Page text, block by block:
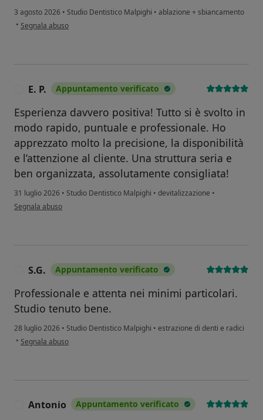
3 agosto 2026 • Studio Dentistico Malpighi • ablazione + sbiancamento
• secondo l'opinione dell'utente ML
Segnala abuso
E. P. Appuntamento verificato
Esperienza davvero positiva! Tutto si è svolto in
modo rapido, puntuale e professionale. Ho
apprezzato molto la precisione, la disponibilità
e l’attenzione al cliente. Una struttura seria e
ben organizzata, assolutamente consigliata!
31 luglio 2026 • Studio Dentistico Malpighi • devitalizzazione •
secondo l'opinione dell'utente E. P.
Segnala abuso
S.G. Appuntamento verificato
Professionale e attenta nei minimi particolari.
Studio tenuto bene.
28 luglio 2026 • Studio Dentistico Malpighi • estrazione di denti e radici
• secondo l'opinione dell'utente S.G.
Segnala abuso
Antonio Appuntamento verificato